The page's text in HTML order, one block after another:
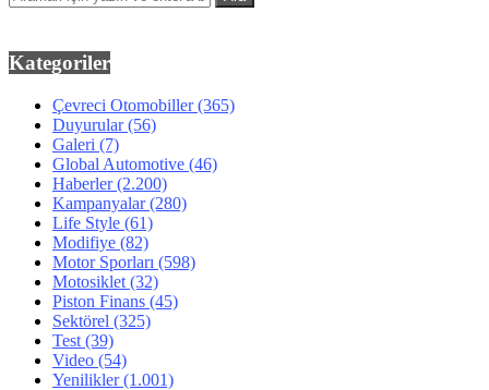
Kategoriler
Çevreci Otomobiller(365)
Duyurular(56)
Galeri (7)
Global Automotive (46)
Haberler(2.200)
Kampanyalar(280)
Life Style (61)
Modifiye (82)
Motor Sporları (598)
Motosiklet (32)
Piston Finans (45)
Sektörel (325)
Test (39)
Video (54)
Yenilikler(1.001)